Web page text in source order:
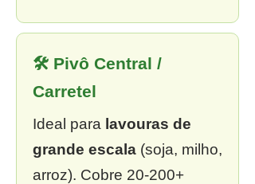
🛠 Pivô Central /
Carretel
Ideal para lavouras de
grande escala (soja, milho,
arroz). Cobre 20-200+